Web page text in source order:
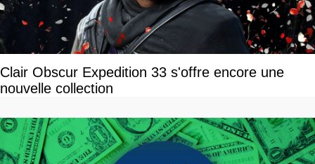
Clair Obscur Expedition 33 s'offre encore une
nouvelle collection